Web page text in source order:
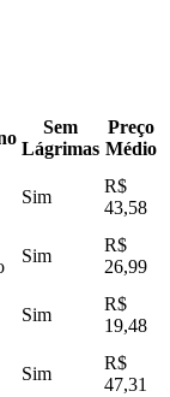
Sem
Lágrimas
Preço
Médio
Sim
R$
43,58
Sim
R$
26,99
Sim
R$
19,48
Sim
R$
47,31